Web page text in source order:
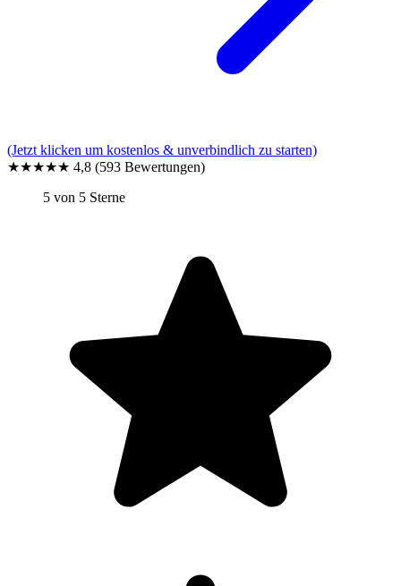
(Jetzt klicken um kostenlos & unverbindlich zu starten)
★★★★★ 4,8 (593 Bewertungen)
5 von 5 Sterne